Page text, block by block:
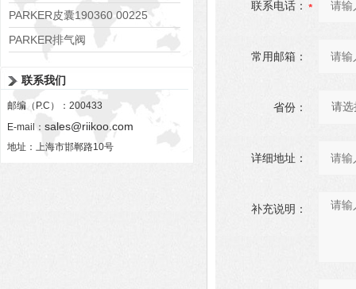
PARKER皮囊190360 00225
PARKER排气阀
联系我们
邮编（P.C）：200433
E-mail： sales@riikoo.com
地址：上海市邯郸路10号
联系电话：
常用邮箱：
省份：
详细地址：
补充说明：